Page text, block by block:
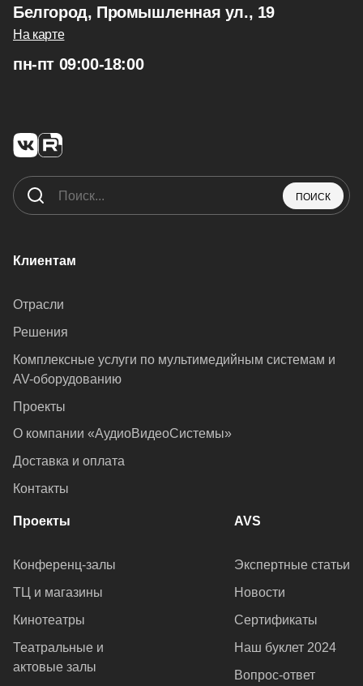
Белгород, Промышленная ул., 19
На карте
пн-пт 09:00-18:00
ПОИСК
Клиентам
Отрасли
Решения
Комплексные услуги по мультимедийным системам и
AV-оборудованию
Проекты
О компании «АудиоВидеоСистемы»
Доставка и оплата
Контакты
Проекты
Конференц-залы
ТЦ и магазины
Кинотеатры
Театральные и
актовые залы
AVS
Экспертные статьи
Новости
Сертификаты
Наш буклет 2024
Вопрос-ответ